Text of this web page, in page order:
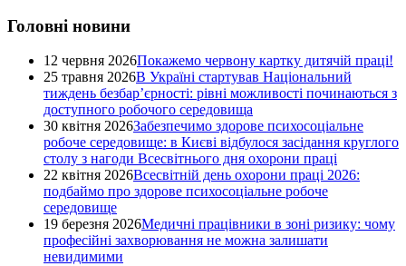
Головні новини
12 червня 2026Покажемо червону картку дитячій праці!
25 травня 2026В Україні стартував Національний
тиждень безбар’єрності: рівні можливості починаються з
доступного робочого середовища
30 квітня 2026Забезпечимо здорове психосоціальне
робоче середовище: в Києві відбулося засідання круглого
столу з нагоди Всесвітнього дня охорони праці
22 квітня 2026Всесвітній день охорони праці 2026:
подбаймо про здорове психосоціальне робоче
середовище
19 березня 2026Медичні працівники в зоні ризику: чому
професійні захворювання не можна залишати
невидимими